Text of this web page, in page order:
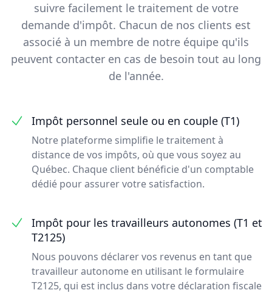
suivre facilement le traitement de votre
demande d'impôt. Chacun de nos clients est
associé à un membre de notre équipe qu'ils
peuvent contacter en cas de besoin tout au long
de l'année.
Impôt personnel seule ou en couple (T1)
Notre plateforme simplifie le traitement à
distance de vos impôts, où que vous soyez au
Québec. Chaque client bénéficie d'un comptable
dédié pour assurer votre satisfaction.
Impôt pour les travailleurs autonomes (T1 et
T2125)
Nous pouvons déclarer vos revenus en tant que
travailleur autonome en utilisant le formulaire
T2125, qui est inclus dans votre déclaration fiscale